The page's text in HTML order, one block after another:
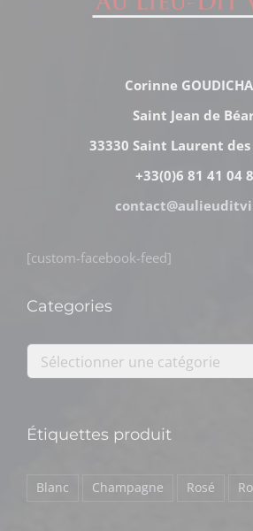
Corinne
Saint Jean de
33330 Saint Laurent des
+33(0)6 81 41 04
[custom-facebook-feed]
Categories
Sélectionner une catégorie
Étiquettes produit
Blanc Champagne Rosé